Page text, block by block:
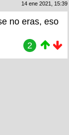
14 ene 2021, 15:39
no eras, eso
2